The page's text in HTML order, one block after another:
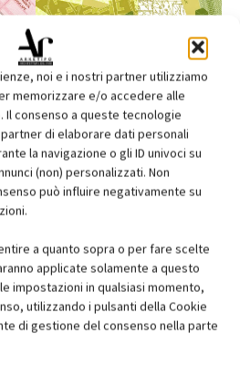
noi e i nostri partner utilizziamo
memorizzare e/o accedere alle
consenso a queste tecnologie
di elaborare dati personali
la navigazione o gli ID univoci su
(non) personalizzati. Non
può influire negativamente su
a quanto sopra o per fare scelte
applicate solamente a questo
impostazioni in qualsiasi momento,
utilizzando i pulsanti della Cookie
di gestione del consenso nella parte
Edicola web
Abbonati e regala
alla newsletter